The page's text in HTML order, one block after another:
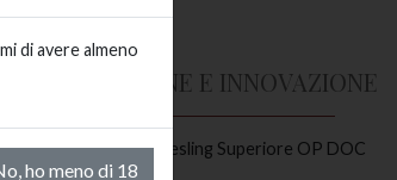
TRADIZIONE E INNOVAZIONE
18 CARATI Riesling Superiore OP DOC
di avere almeno
ho meno di 18